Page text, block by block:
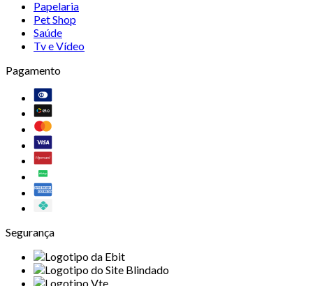
Papelaria
Pet Shop
Saúde
Tv e Vídeo
Pagamento
Segurança